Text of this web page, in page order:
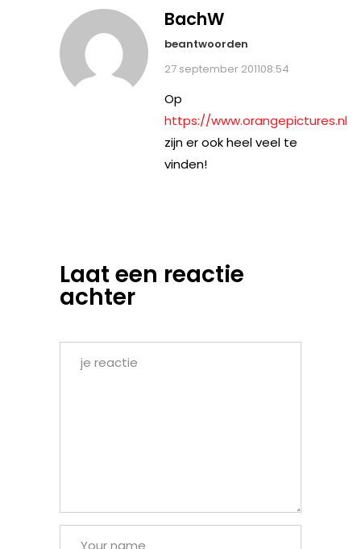
BachW
beantwoorden
27 september 201108:54
Op
https://www.orangepictures.nl
zijn er ook heel veel te
vinden!
Laat een reactie
achter